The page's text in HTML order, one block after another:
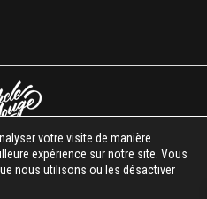
|C.G.V| Tous droits réservés
2026
votre visite de manière
expérience sur notre site. Vous
nous utilisons ou les désactiver